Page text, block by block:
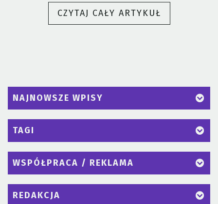
CZYTAJ CAŁY ARTYKUŁ
MATCHA
NAJNOWSZE WPISY
TAGI
WSPÓŁPRACA / REKLAMA
REDAKCJA